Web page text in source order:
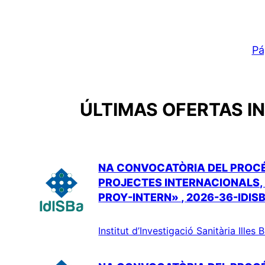
ÚLTIMAS OFERTAS
NA CONVOCATÒRIA DEL
PROJECTES
PROY-INTERN» , 2026-36-
Institut d’Investigació Sanitària Illes